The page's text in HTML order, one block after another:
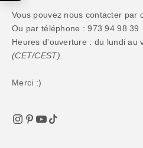
Vous pouvez nous contacter par
Ou par téléphone : 973 94 98 39
Heures d'ouverture : du lundi au
(CET/CEST).
Merci :)